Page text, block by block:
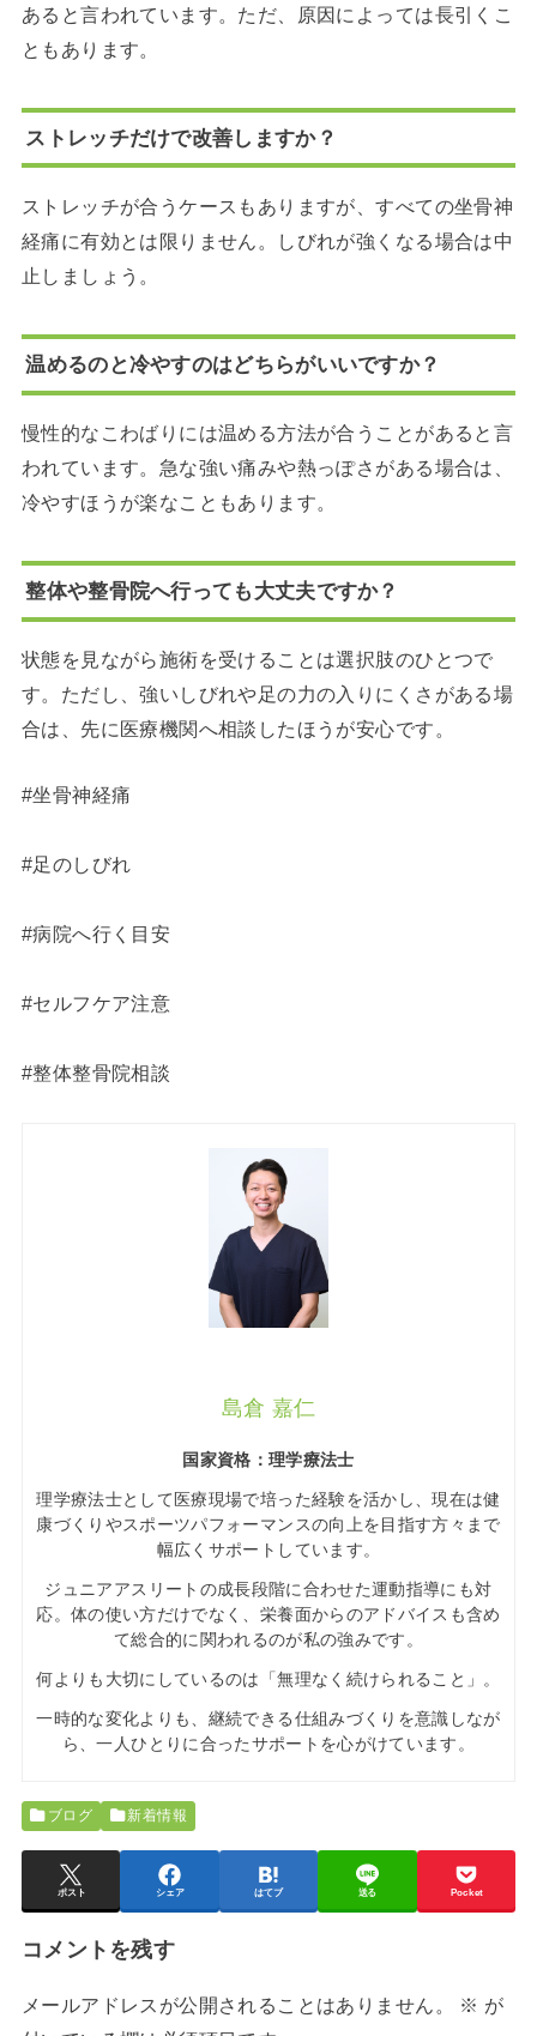
あると言われています。ただ、原因によっては長引くこ
ともあります。
ストレッチだけで改善しますか？
ストレッチが合うケースもありますが、すべての坐骨神
経痛に有効とは限りません。しびれが強くなる場合は中
止しましょう。
温めるのと冷やすのはどちらがいいですか？
慢性的なこわばりには温める方法が合うことがあると言
われています。急な強い痛みや熱っぽさがある場合は、
冷やすほうが楽なこともあります。
整体や整骨院へ行っても大丈夫ですか？
状態を見ながら施術を受けることは選択肢のひとつで
す。ただし、強いしびれや足の力の入りにくさがある場
合は、先に医療機関へ相談したほうが安心です。
#坐骨神経痛
#足のしびれ
#病院へ行く目安
#セルフケア注意
#整体整骨院相談
島倉 嘉仁
国家資格：理学療法士
理学療法士として医療現場で培った経験を活かし、現在は健
康づくりやスポーツパフォーマンスの向上を目指す方々まで
幅広くサポートしています。
ジュニアアスリートの成長段階に合わせた運動指導にも対
応。体の使い方だけでなく、栄養面からのアドバイスも含め
て総合的に関われるのが私の強みです。
何よりも大切にしているのは「無理なく続けられること」。
一時的な変化よりも、継続できる仕組みづくりを意識しなが
ら、一人ひとりに合ったサポートを心がけています。
ブログ 新着情報
ポスト シェア はてブ 送る Pocket
コメントを残す
メールアドレスが公開されることはありません。 ※ が